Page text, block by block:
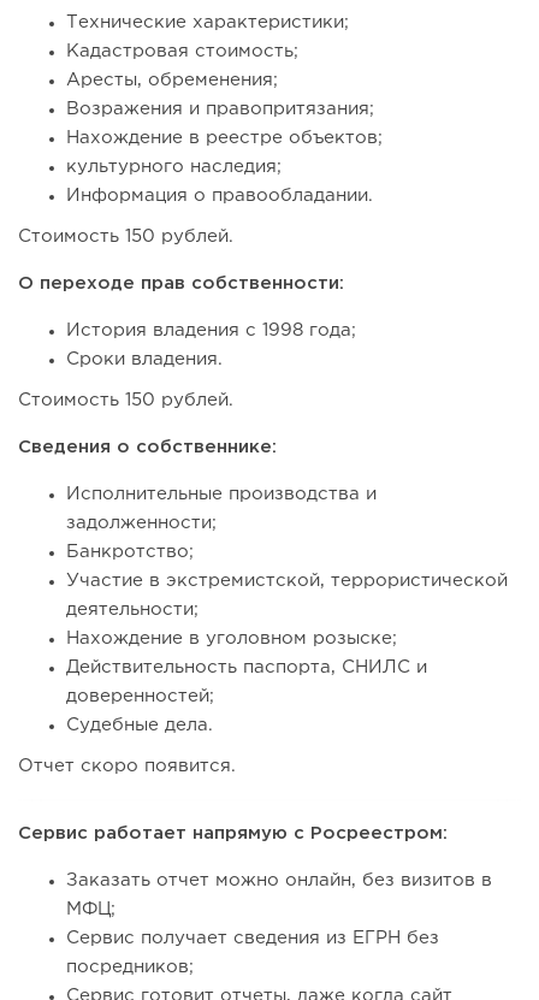
Технические характеристики;
Кадастровая стоимость;
Аресты, обременения;
Возражения и правопритязания;
Нахождение в реестре объектов;
культурного наследия;
Информация о правообладании.
Стоимость 150 рублей.
О переходе прав собственности:
История владения с 1998 года;
Сроки владения.
Стоимость 150 рублей.
Сведения о собственнике:
Исполнительные производства и
задолженности;
Банкротство;
Участие в экстремистской, террористической
деятельности;
Нахождение в уголовном розыске;
Действительность паспорта, СНИЛС и
доверенностей;
Судебные дела.
Отчет скоро появится.
Сервис работает напрямую с Росреестром:
Заказать отчет можно онлайн, без визитов в
МФЦ;
Сервис получает сведения из ЕГРН без
посредников;
Сервис готовит отчеты, даже когда сайт